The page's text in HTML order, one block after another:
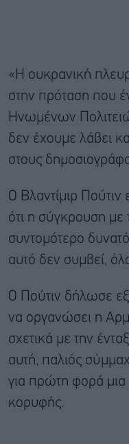
«Η ουκρανική
στην πρόταση που
Ηνωμένων
δεν έχουμε λάβει
στους
Ο Βλαντίμιρ
ότι η σύγκρουση με
συντομότερο
αυτό δεν συμβεί,
Ο Πούτιν δήλωσε
να οργανώσει η
σχετικά με την
αυτή, παλιός
για πρώτη φορά
κορυφής.